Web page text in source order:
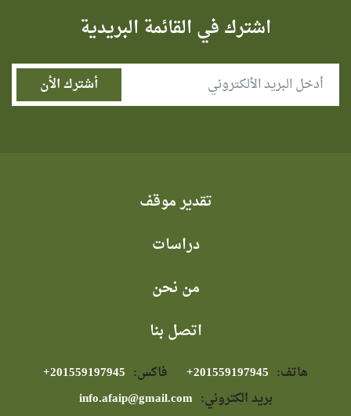
اشترك في القائمة البريدية
تقدير موقف
دراسات
من نحن
اتصل بنا
هاتف: فاكس:
بريد الكتروني: info.afaip@gmail.com